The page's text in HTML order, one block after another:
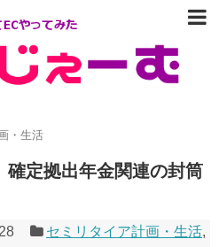
・生活
確定拠出年金関連の封筒
セミリタイア計画・生活,